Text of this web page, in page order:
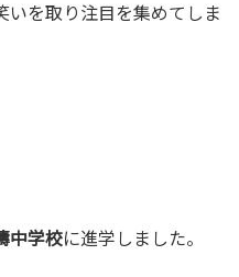
を取り注目を集めてしま
中学校に進学しました。